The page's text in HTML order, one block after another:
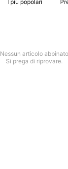
I più popolari
Nessun articolo abbinato
Si prega di riprovare.